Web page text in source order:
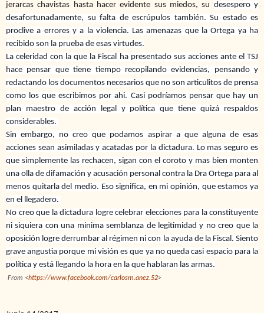
jerarcas chavistas hasta hacer evidente sus miedos, su desespero y
desafortunadamente, su falta de escrúpulos también. Su estado es
proclive a errores y a la violencia. Las amenazas que la Ortega ya ha
recibido son la prueba de esas virtudes.
La celeridad con la que la Fiscal ha presentado sus acciones ante el TSJ
hace pensar que tiene tiempo recopilando evidencias, pensando y
redactando los documentos necesarios que no son articulitos de prensa
como los que escribimos por ahi. Casi podríamos pensar que hay un
plan maestro de acción legal y política que tiene quizá respaldos
considerables.
Sin embargo, no creo que podamos aspirar a que alguna de esas
acciones sean asimiladas y acatadas por la dictadura. Lo mas seguro es
que simplemente las rechacen, sigan con el coroto y mas bien monten
una olla de difamación y acusación personal contra la Dra Ortega para al
menos quitarla del medio. Eso significa, en mi opinión, que estamos ya
en el llegadero.
No creo que la dictadura logre celebrar elecciones para la constituyente
ni siquiera con una minima semblanza de legitimidad y no creo que la
oposición logre derrumbar al régimen ni con la ayuda de la Fiscal. Siento
grave angustia porque mi visión es que ya no queda casi espacio para la
política y está llegando la hora en la que hablaran las armas.
From <https://www.facebook.com/carlosm.anez.52>